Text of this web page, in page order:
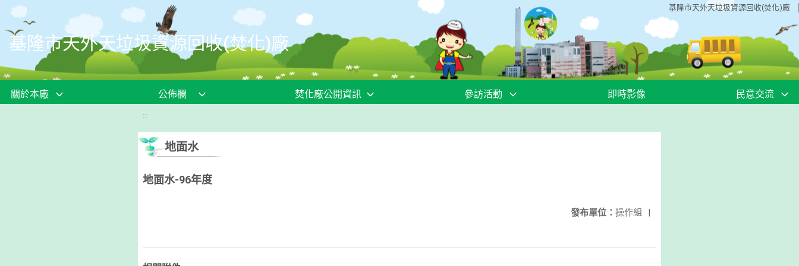
移至網頁之主要內容區位置 基隆市天外天垃圾資源回收(焚化)廠
基隆市天外天垃圾資源回收(焚化)廠
關於本廠 公佈欄 焚化廠公開資訊 參訪活動 即時影像 民意交流
:::
地面水
地面水-96年度
發布單位： 操作組 |